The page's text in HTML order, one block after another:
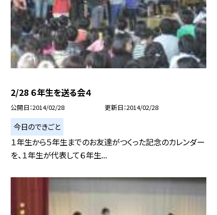
2/28 ６年生を送る会４
公開日 2014/02/28 更新日 2014/02/28
今日のできごと
１年生から５年生までのお友達がつくった記念のカレンダー
を、１年生が代表して６年生...